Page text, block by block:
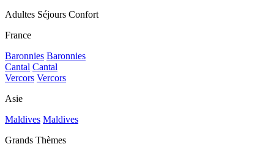
Adultes Séjours Confort
France
Baronnies Baronnies
Cantal Cantal
Vercors Vercors
Asie
Maldives Maldives
Grands Thèmes